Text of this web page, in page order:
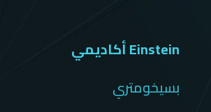
Einstein أكاديمي
بسيخومتري